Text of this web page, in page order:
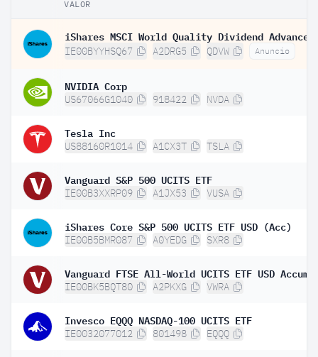
VALOR
IE00BYYHSQ67 A2DRG5 QDVW Anuncio
NVIDIA Corp
US67066G1040 918422 NVDA
Tesla Inc
US88160R1014 A1CX3T TSLA
Vanguard S&P 500 UCITS ETF
IE00B3XXRP09 A1JX53 VUSA
iShares Core S&P 500 UCITS ETF USD (Acc)
IE00B5BMR087 A0YEDG SXR8
IE00BK5BQT80 A2PKXG VWRA
Invesco EQQQ NASDAQ-100 UCITS ETF
IE0032077012 801498 EQQQ